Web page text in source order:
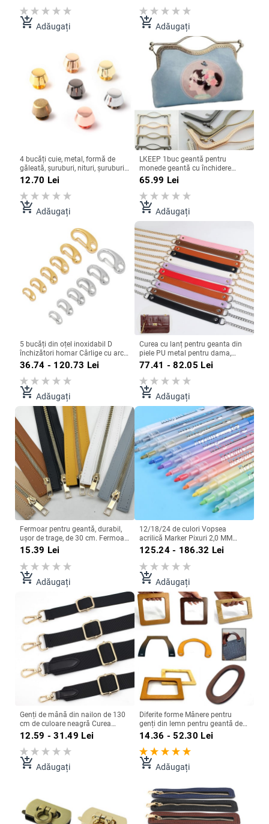
accesoriu pentru genți
add_shopping_cart Adăugați
Curea de schimb pentru geanta
add_shopping_cart Adăugați
4 bucăți cuie, metal, formă de
găleată, șuruburi, nituri, șuruburi,
pentru articole de îmbrăcăminte
din piele, curea artizanală, piese
de decorare pentru portofel, 11
mm
12.70 Lei
add_shopping_cart Adăugați
LKEEP 1buc geantă pentru
monede geantă cu închidere
sărut cadru arc metalic manual
artizanat 27 cm piese de geantă
accesorii
65.99 Lei
add_shopping_cart Adăugați
5 bucăți din oțel inoxidabil D
închizători homar Cârlige cu arc
Brelocuri Genți Catrame cu fixare
bijuterii DIY
36.74 - 120.73 Lei
add_shopping_cart Adăugați
Curea cu lanț pentru geanta din
piele PU metal pentru dama,
curele detașabile pentru geantă
curea, lanțuri pentru geanți,
accesorii pentru geanți
77.41 - 82.05 Lei
add_shopping_cart Adăugați
Fermoar pentru geantă, durabil,
ușor de trage, de 30 cm. Fermoar
personalizat pentru geanți țesute.
pentru genți de mână.
15.39 Lei
add_shopping_cart Adăugați
12/18/24 de culori Vopsea
acrilică Marker Pixuri 2,0 MM
Markere rezistente la apă pentru
Ceramică Cană Lemn Plastic
125.24 - 186.32 Lei
add_shopping_cart Adăugați
Genți de mână din nailon de 130
cm de culoare neagră Curea
pentru geanți de umăr Curele
pentru genți Mânere de schimb
reglabile pentru genți Accesorii
pentru genți 2022
12.59 - 31.49 Lei
add_shopping_cart Adăugați
Diferite forme Mânere pentru
genți din lemn pentru geantă de
mână Mâner țesut pentru genți
Accesorii pentru genți Mâner
pentru toc Accesorii pentru
bagaje Mânere de schimb
14.36 - 52.30 Lei
add_shopping_cart Adăugați